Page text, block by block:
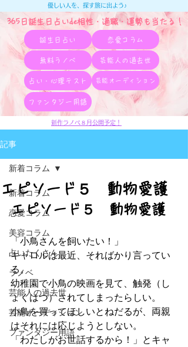
365日誕生日占いde相性・適職・​運勢も当たる！
優しい人を、探す旅に出よう♪
誕生日占い 恋愛コラム
無料ラノベ 芸能人の過去世
占い・心理テスト 芸能オーディション
ファンタジー用語
新作ラノベ８月公開予定！
記事
新着コラム
恋愛コラム
美容コラム
占いたくさん
ラノベ
芸能人の過去世
芸能オーディション
ファンタジー用語
新着コラム
エピソード５ 動物愛護
エピソード５　動物愛護
「小鳥さんを飼いたい！」
キャロルは最近、そればかり言ってい
る。
幼稚園で小鳥の映画を見て、触発（し
ょくはつ）されてしまったらしい。
小鳥を買ってほしいとねだるが、両親
はそれには応じようとしない。
「わたしがお世話するから！」とキャ